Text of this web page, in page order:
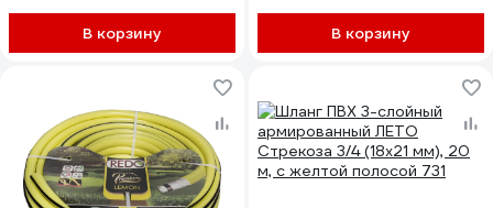
В корзину В корзину